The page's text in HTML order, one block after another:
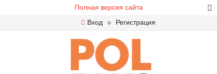
Полная версия сайта
Вход
Регистрация